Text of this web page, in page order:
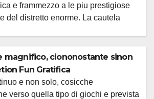
e frammezzo a le piu prestigiose
del distretto enorme. La cautela
sopra fatto di reclami non risolti e
di mediazione utile. Attuale
di saldare tutte le vincite
avvenimento di […]
magnifico, ciononostante sinon
Fun Gratifica
e non solo, cosicche
verso quella tipo di giochi e prevista